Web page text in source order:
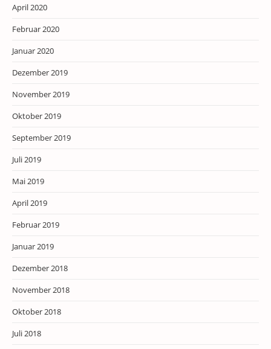
April 2020
Februar 2020
Januar 2020
Dezember 2019
November 2019
Oktober 2019
September 2019
Juli 2019
Mai 2019
April 2019
Februar 2019
Januar 2019
Dezember 2018
November 2018
Oktober 2018
Juli 2018